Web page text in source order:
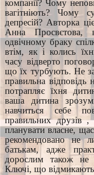
компанії? Чому
вагітніють? Чому
депресій? Авторка
Анна
одвічному браку
втім, як і колись
часу відверто
що їх турбують. Не
правильна відповідь
потрапляє їхня
ваша дитина
навчиться себе
правильних друзів ,
планувати власне,
рекомендовано не
батькам, адже
дорослим також не
Ключі, що